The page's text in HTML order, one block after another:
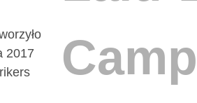
2017
Camp